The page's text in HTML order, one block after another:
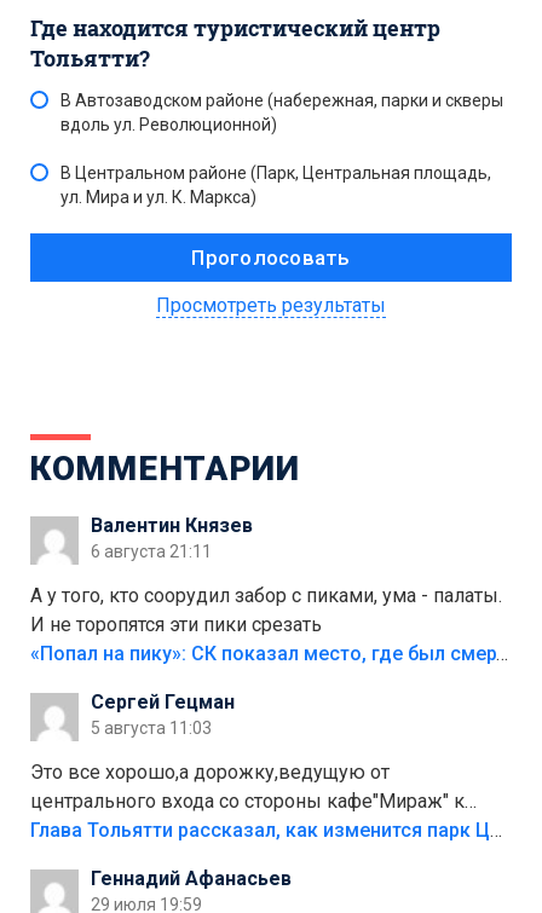
Где находится туристический центр
Тольятти?
В Автозаводском районе (набережная, парки и скверы
вдоль ул. Революционной)
В Центральном районе (Парк, Центральная площадь,
ул. Мира и ул. К. Маркса)
Просмотреть результаты
КОММЕНТАРИИ
Валентин Князев
6 августа 21:11
А у того, кто соорудил забор с пиками, ума - палаты.
И не торопятся эти пики срезать
«Попал на пику»: СК показал место, где был смертельно травмирован ребенок в Тольятти
Сергей Гецман
5 августа 11:03
Это все хорошо,а дорожку,ведущую от
центрального входа со стороны кафе"Мираж" к
аттракционам слабо доделать?А то бордюры
лежала в парке и испортилась.Да еще,видимо,часть
Глава Тольятти рассказал, как изменится парк Центрального района
Геннадий Афанасьев
29 июля 19:59